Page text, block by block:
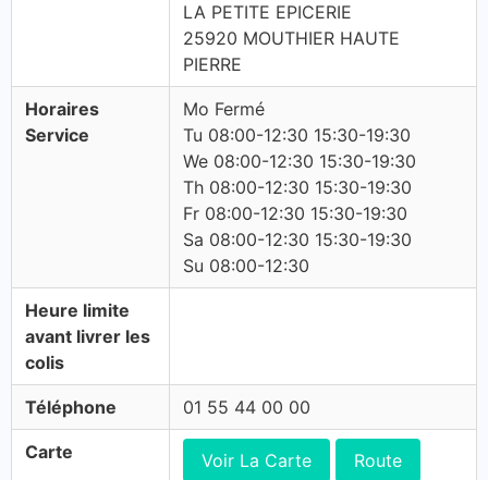
LA PETITE EPICERIE
25920 MOUTHIER HAUTE
PIERRE
Horaires
Service
Mo Fermé
Tu 08:00-12:30 15:30-19:30
We 08:00-12:30 15:30-19:30
Th 08:00-12:30 15:30-19:30
Fr 08:00-12:30 15:30-19:30
Sa 08:00-12:30 15:30-19:30
Su 08:00-12:30
Heure limite
avant livrer les
colis
Téléphone 01 55 44 00 00
Carte Voir La Carte Route